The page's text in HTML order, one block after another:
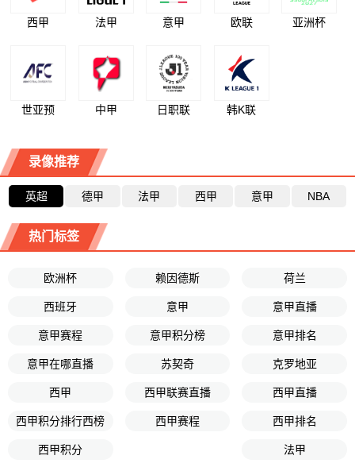
西甲 法甲 意甲 欧联 亚洲杯
世亚预 中甲 日职联 韩K联
录像推荐
英超 德甲 法甲 西甲 意甲 NBA
热门标签
欧洲杯 赖因德斯 荷兰
西班牙 意甲 意甲直播
意甲赛程 意甲积分榜 意甲排名
意甲在哪直播 苏契奇 克罗地亚
西甲 西甲联赛直播 西甲直播
西甲积分排行西榜 西甲赛程 西甲排名
西甲积分 法甲